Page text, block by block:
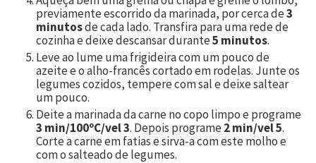
previamente escorrido da marinada, por cerca de3
minutosde cada lado. Transfira para uma rede de
cozinha e deixe descansar durante5 minutos.
Leve ao lume uma frigideira com um pouco de
azeite e o alho-francês cortado em rodelas. Junte os
legumes cozidos, tempere com sal e deixe saltear
um pouco.
Deite a marinada da carne no copo limpo e programe
3 min/100ºC/vel 3. Depois programe2 min/vel 5.
Corte a carne em fatias e sirva-a com este molho e
com o salteado de legumes.